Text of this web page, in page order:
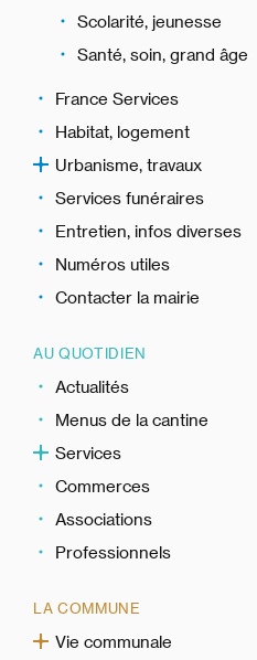
Scolarité, jeunesse
Santé, soin, grand âge
France Services
Habitat, logement
Urbanisme, travaux
Services funéraires
Entretien, infos diverses
Numéros utiles
Contacter la mairie
AU QUOTIDIEN
Actualités
Menus de la cantine
Services
Commerces
Associations
Professionnels
LA COMMUNE
Vie communale